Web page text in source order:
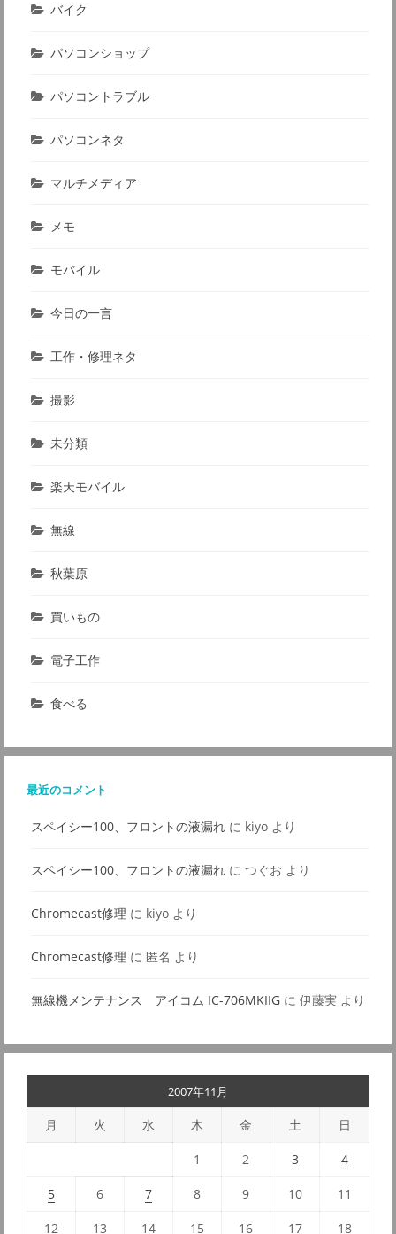
バイク
パソコンショップ
パソコントラブル
パソコンネタ
マルチメディア
メモ
モバイル
今日の一言
工作・修理ネタ
撮影
未分類
楽天モバイル
無線
秋葉原
買いもの
電子工作
食べる
最近のコメント
スペイシー100、フロントの液漏れ に kiyo より
スペイシー100、フロントの液漏れ に つぐお より
Chromecast修理 に kiyo より
Chromecast修理 に 匿名 より
無線機メンテナンス アイコム IC-706MKIIG に 伊藤実 より
2007年11月
月 火 水 木 金 土 日
1 2 3 4
5 6 7 8 9 10 11
12 13 14 15 16 17 18